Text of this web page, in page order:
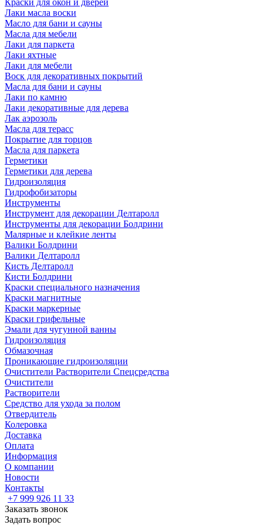
Краски для окон и дверей
Лаки масла воски
Масло для бани и сауны
Масла для мебели
Лаки для паркета
Лаки яхтные
Лаки для мебели
Воск для декоративных покрытий
Масла для бани и сауны
Лаки по камню
Лаки декоративные для дерева
Лак аэрозоль
Масла для терасс
Покрытие для торцов
Масла для паркета
Герметики
Герметики для дерева
Гидроизоляция
Гидрофобизаторы
Инструменты
Инструмент для декорации Делтаролл
Инструменты для декорации Болдрини
Малярные и клейкие ленты
Валики Болдрини
Валики Делтаролл
Кисть Делтаролл
Кисти Болдрини
Краски специального назначения
Краски магнитные
Краски маркерные
Краски грифельные
Эмали для чугунной ванны
Гидроизоляция
Обмазочная
Проникающие гидроизоляции
Очистители Растворители Спецсредства
Очистители
Растворители
Средство для ухода за полом
Отвердитель
Колеровка
Доставка
Оплата
Информация
О компании
Новости
Контакты
+7 999 926 11 33
Заказать звонок
Задать вопрос